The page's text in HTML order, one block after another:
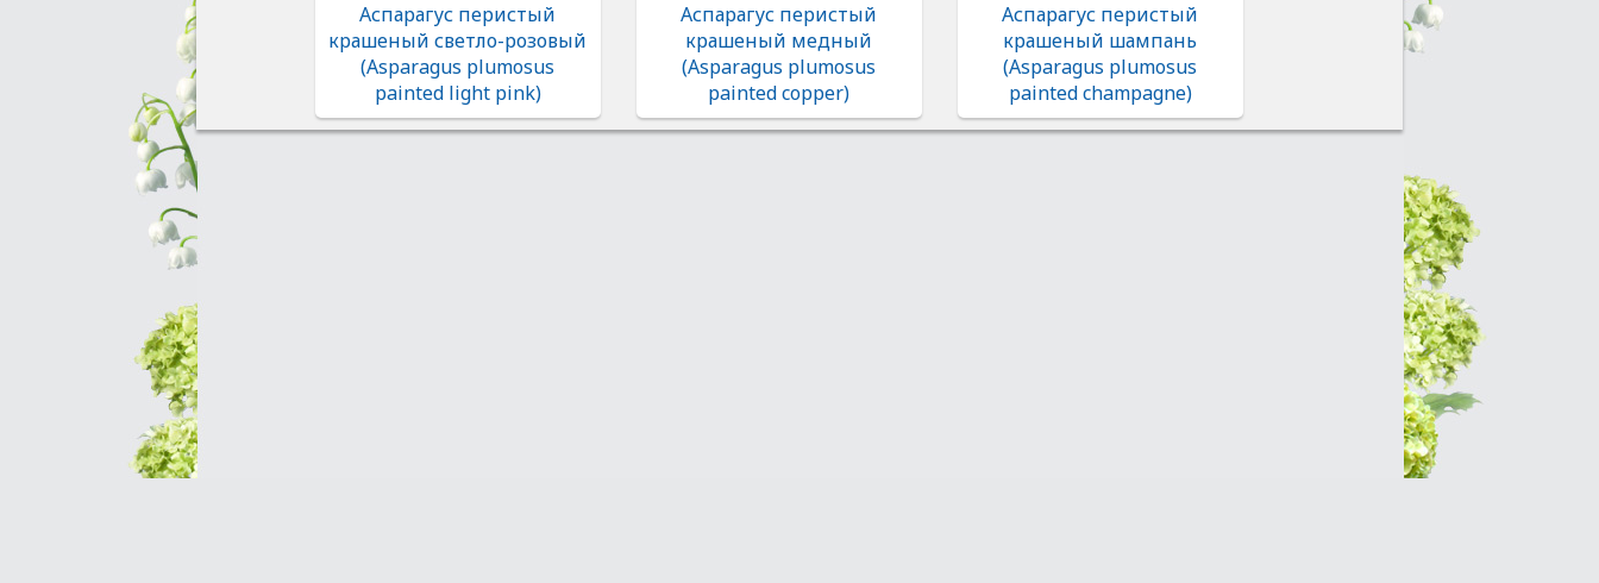
Аспарагус перистый
крашеный светло-розовый
(Asparagus plumosus
painted light pink)
Аспарагус перистый
крашеный медный
(Asparagus plumosus
painted copper)
Аспарагус перистый
крашеный шампань
(Asparagus plumosus
painted champagne)